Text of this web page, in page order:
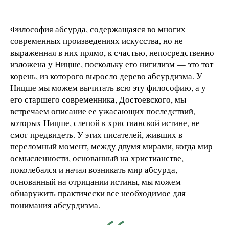
Философия абсурда, содержащаяся во многих
современных произведениях искусства, но не
выраженная в них прямо, к счастью, непосредственно
изложена у Ницше, поскольку его нигилизм — это тот
корень, из которого выросло дерево абсурдизма. У
Ницше мы можем вычитать всю эту философию, а у
его старшего современника, Достоевского, мы
встречаем описание ее ужасающих последствий,
которых Ницше, слепой к христианской истине, не
смог предвидеть. У этих писателей, живших в
переломный момент, между двумя мирами, когда мир
осмысленности, основанный на христианстве,
поколебался и начал возникать мир абсурда,
основанный на отрицании истины, мы можем
обнаружить практически все необходимое для
понимания абсурдизма.